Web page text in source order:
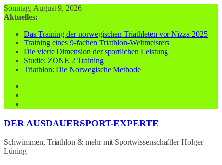
Zum
Inhalt
Sonntag, August 9, 2026
Aktuelles:
Das Training der norwegischen Triathleten vor Nizza 2025
Training eines 9-fachen Triathlon-Weltmeisters
Die vierte Dimension der sportlichen Leistung
Studie: ZONE 2 Training
Triathlon: Die Norwegische Methode
DER AUSDAUERSPORT-EXPERTE
Schwimmen, Triathlon & mehr mit Sportwissenschaftler Holger
Lüning